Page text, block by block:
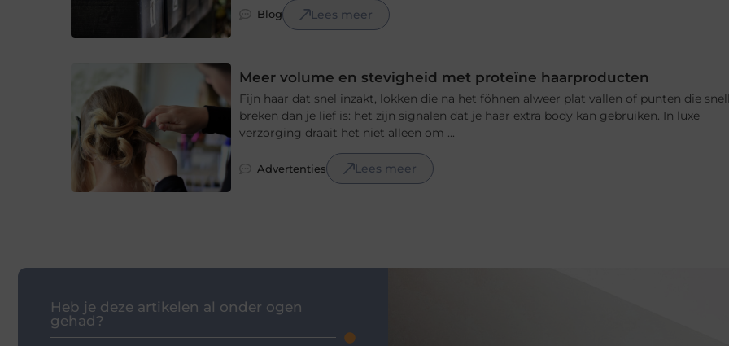
Blog Lees meer
Meer volume en stevigheid met proteïne haarproducten
Fijn haar dat snel inzakt, lokken die na het föhnen alweer plat vallen of punten die
breken dan je lief is: het zijn signalen dat je haar extra body kan gebruiken. In luxe
verzorging draait het niet alleen om ...
Advertenties Lees meer
Heb je deze artikelen al onder ogen
gehad?